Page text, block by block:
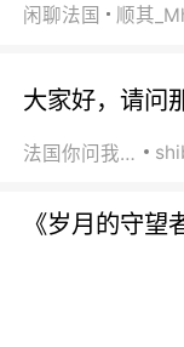
闲聊法国 顺其
大家好，请问
法国你问我答
《岁月的守望